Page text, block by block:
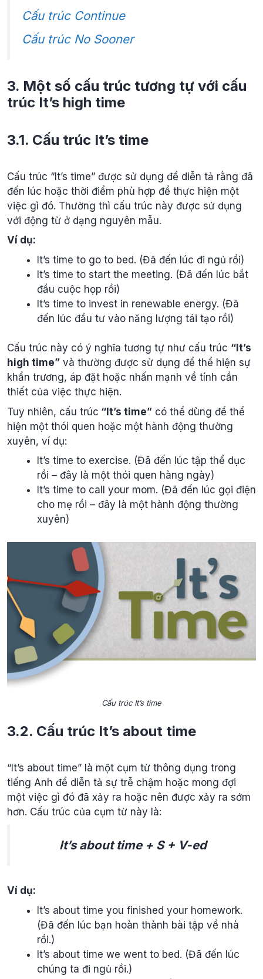
Cấu trúc Continue
Cấu trúc No Sooner
3. Một số cấu trúc tương tự với cấu
trúc It’s high time
3.1. Cấu trúc It’s time
Cấu trúc “It’s time” được sử dụng để diễn tả rằng đã
đến lúc hoặc thời điểm phù hợp để thực hiện một
việc gì đó. Thường thì cấu trúc này được sử dụng
với động từ ở dạng nguyên mẫu.
Ví dụ:
It’s time to go to bed. (Đã đến lúc đi ngủ rồi)
It’s time to start the meeting. (Đã đến lúc bắt
đầu cuộc họp rồi)
It’s time to invest in renewable energy. (Đã
đến lúc đầu tư vào năng lượng tái tạo rồi)
Cấu trúc này có ý nghĩa tương tự như cấu trúc “It’s
high time” và thường được sử dụng để thể hiện sự
khẩn trương, áp đặt hoặc nhấn mạnh về tính cần
thiết của việc thực hiện.
Tuy nhiên, cấu trúc “It’s time” có thể dùng để thể
hiện một thói quen hoặc một hành động thường
xuyên, ví dụ:
It’s time to exercise. (Đã đến lúc tập thể dục
rồi – đây là một thói quen hàng ngày)
It’s time to call your mom. (Đã đến lúc gọi điện
cho mẹ rồi – đây là một hành động thường
xuyên)
Cấu trúc It’s time
3.2. Cấu trúc It’s about time
“It’s about time” là một cụm từ thông dụng trong
tiếng Anh để diễn tả sự trễ chậm hoặc mong đợi
một việc gì đó đã xảy ra hoặc nên được xảy ra sớm
hơn. Cấu trúc của cụm từ này là:
It’s about time + S + V-ed
Ví dụ:
It’s about time you finished your homework.
(Đã đến lúc bạn hoàn thành bài tập về nhà
rồi.)
It’s about time we went to bed. (Đã đến lúc
chúng ta đi ngủ rồi.)